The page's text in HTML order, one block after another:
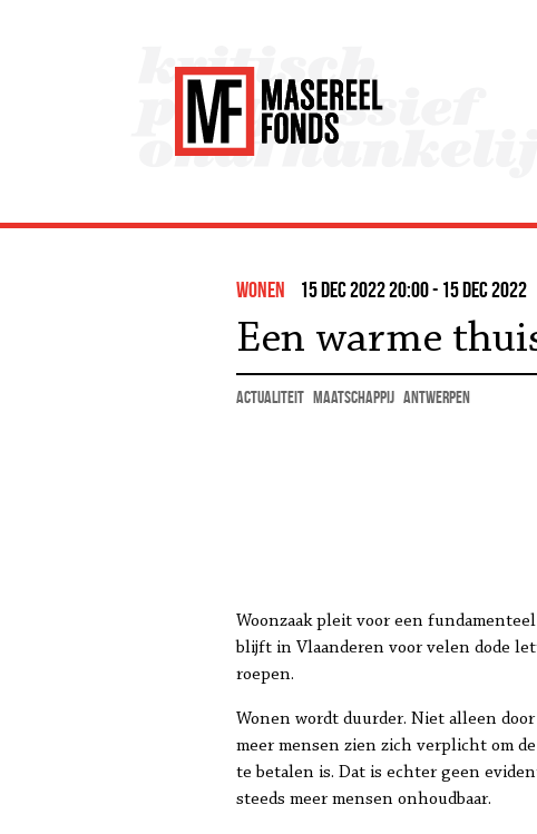
Wonen 15 dec 2022 20:00 - 15 dec 2022
Een warme
actualiteit maatschappij Antwerpen
Woonzaak pleit voor een
blijft in Vlaanderen voor velen dode
roepen.
Wonen wordt duurder. Niet alleen
meer mensen zien zich verplicht om
te betalen is. Dat is echter geen
steeds meer mensen onhoudbaar.